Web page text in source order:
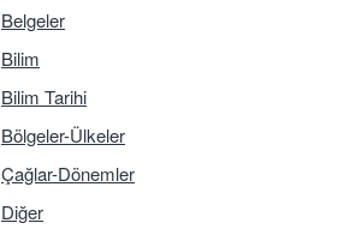
Belgeler
Bilim
Bilim Tarihi
Bölgeler-Ülkeler
Çağlar-Dönemler
Diğer